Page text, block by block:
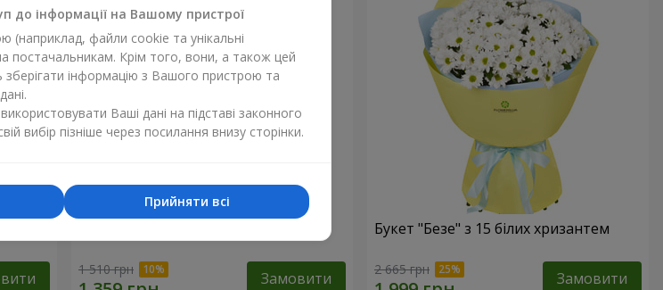
1 510 грн Замовити
Букет "Безе" з 15 білих хризантем
2 665 грн Замовити
до інформації на Вашому пристрої
(наприклад, файли cookie та унікальні
постачальникам. Крім того, вони, а також цей
інформацію з Вашого пристрою та
Ваші дані на підставі законного
вибір пізніше через посилання внизу сторінки.
Прийняти всі